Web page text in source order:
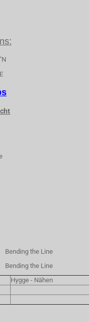
Bending the Line
Bending the Line
Hygge - Nähen